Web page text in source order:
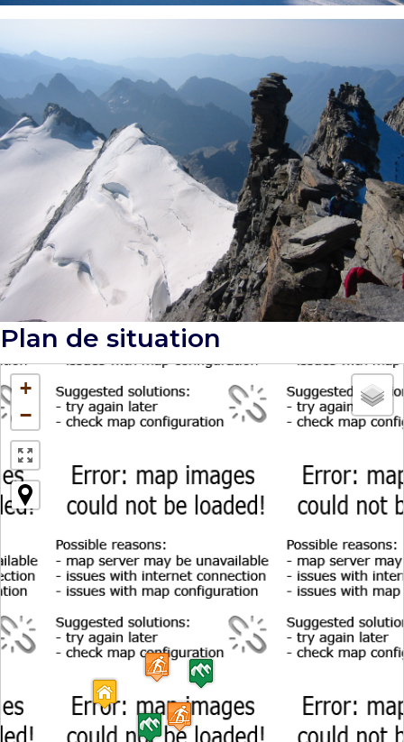
Plan de situation
+
−